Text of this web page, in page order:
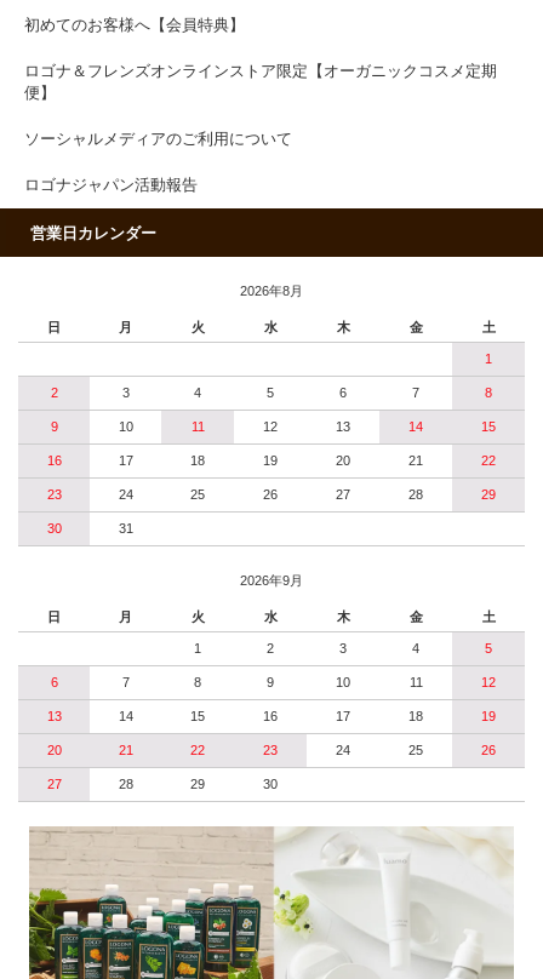
初めてのお客様へ【会員特典】
ロゴナ＆フレンズオンラインストア限定【オーガニックコスメ定期
便】
ソーシャルメディアのご利用について
ロゴナジャパン活動報告
営業日カレンダー
2026年8月
日 月 火 水 木 金 土
1
2 3 4 5 6 7 8
9 10 11 12 13 14 15
16 17 18 19 20 21 22
23 24 25 26 27 28 29
30 31
2026年9月
日 月 火 水 木 金 土
1 2 3 4 5
6 7 8 9 10 11 12
13 14 15 16 17 18 19
20 21 22 23 24 25 26
27 28 29 30